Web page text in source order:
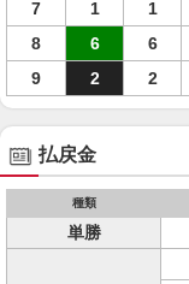
7
1 1
8
6 6
9
2 2
払戻金
種類
単勝